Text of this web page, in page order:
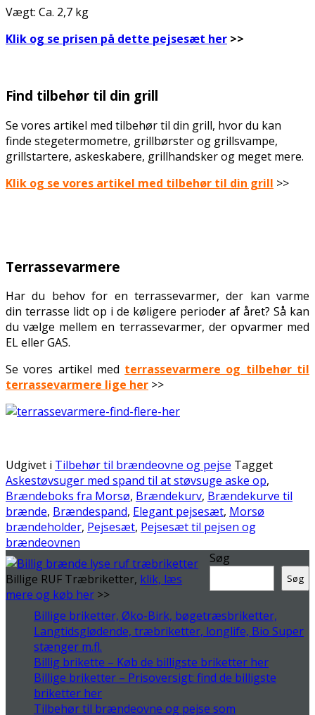
Vægt: Ca. 2,7 kg
Klik og se prisen på dette pejsesæt her >>
Find tilbehør til din grill
Se vores artikel med tilbehør til din grill, hvor du kan
finde stegetermometre, grillbørster og grillsvampe,
grillstartere, askeskabere, grillhandsker og meget mere.
Klik og se vores artikel med tilbehør til din grill >>
Terrassevarmere
Har du behov for en terrassevarmer, der kan varme
din terrasse lidt op i de køligere perioder af året? Så kan
du vælge mellem en terrassevarmer, der opvarmer med
EL eller GAS.
Se vores artikel med terrassevarmere og tilbehør til
terrassevarmere lige her >>
Udgivet i Tilbehør til brændeovne og pejse Tagget
Askestøvsuger med spand til at støvsuge aske op,
Brændeboks fra Morsø, Brændekurv, Brændekurve til
brænde, Brændespand, Elegant pejsesæt, Morsø
brændeholder, Pejsesæt, Pejsesæt til pejsen og
brændeovnen
Billige RUF Træbriketter, klik, læs
mere og køb her >>
Søg
Søg
Billige briketter, Øko-Birk, bøgetræsbriketter,
Langtidsglødende, træbriketter, longlife, Bio Super
stænger m.fl.
Billig brikette – Køb de billigste briketter her
Billige briketter – Prisoversigt: find de billigste
briketter her
Tilbehør til brændeovne og pejse som